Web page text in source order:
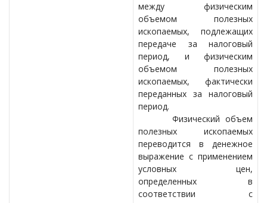
между физическим
объемом полезных
ископаемых, подлежащих
передаче за налоговый
период, и физическим
объемом полезных
ископаемых, фактически
переданных за налоговый
период.
Физический объем
полезных ископаемых
переводится в денежное
выражение с применением
условных цен,
определенных в
соответствии с